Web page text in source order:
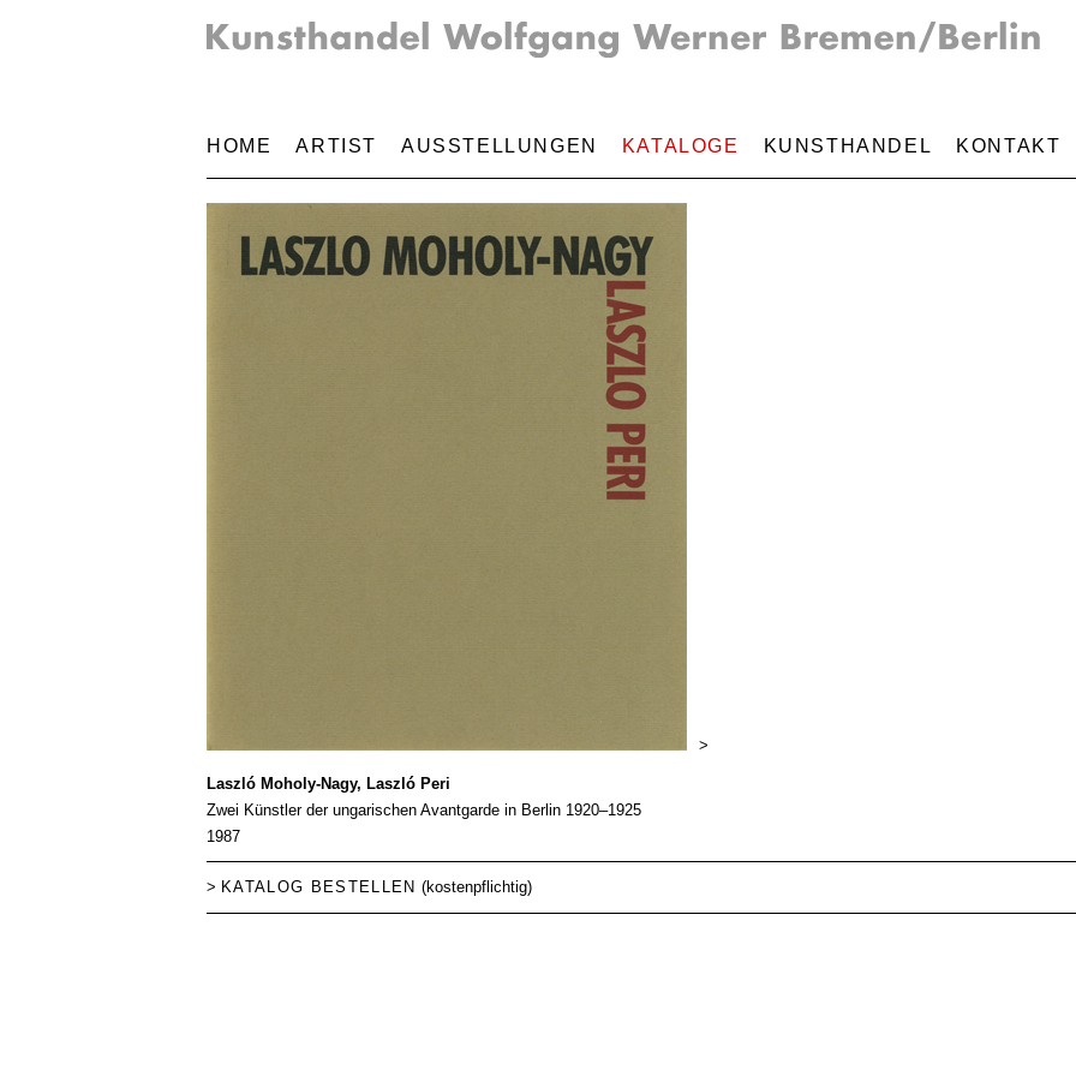
HOME ARTIST AUSSTELLUNGEN KATALOGE KUNSTHANDEL KONTAKT
>
Laszló Moholy-Nagy, Laszló Peri
Zwei Künstler der ungarischen Avantgarde in Berlin 1920–1925
1987
> KATALOG BESTELLEN (kostenpflichtig)